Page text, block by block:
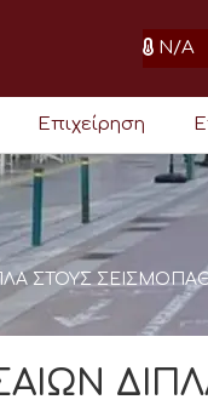
N/A
Επιχείρηση
ΣΤΟΥΣ